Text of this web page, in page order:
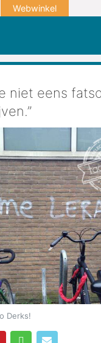
Webwinkel
niet eens
Derks!